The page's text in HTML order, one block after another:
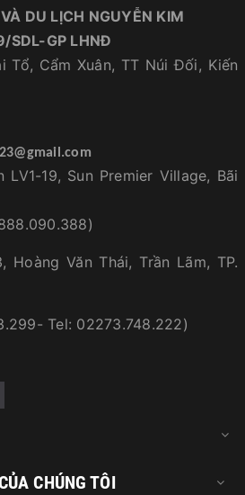
DU LỊCH NGUYỄN KIM
SDL-GP LHNĐ
Tổ, Cẩm Xuân, TT Núi Đối, Kiến
LV1-19, Sun Premier Village, Bãi
Hoàng Văn Thái, Trần Lãm, TP.
Tel: 02273.748.222)
CHÚNG TÔI